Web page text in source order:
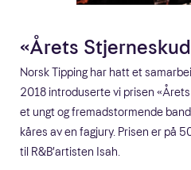
«Årets
Norsk Tipping har hatt et
2018 introduserte vi prisen
et ungt og fremadstormende
kåres av en fagjury. Prisen er på
til R&B’artisten Isah.